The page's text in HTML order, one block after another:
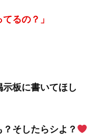
るの？」
板に書いてほし
そしたらシよ？